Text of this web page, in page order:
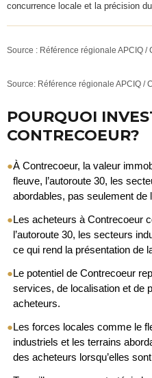
concurrence locale et la précision
Source : Référence régionale APCIQ
Source: Référence régionale APCIQ /
POURQUOI
CONTRECOEUR?
●À Contrecoeur, la valeur
fleuve, l’autoroute 30, les
abordables, pas seulement de
●Les acheteurs à Contrecoeur
l’autoroute 30, les secteurs
ce qui rend la présentation de
●Le potentiel de Contrecoeur
services, de localisation et de
acheteurs.
●Les forces locales comme le
industriels et les terrains
des acheteurs lorsqu’elles